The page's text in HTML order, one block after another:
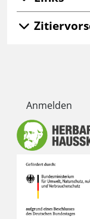
Anmelden